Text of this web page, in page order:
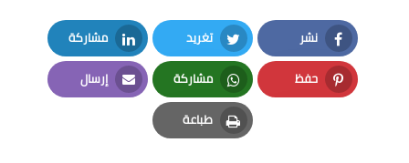
نشر
Facebook
تغريد
Twitter
مشاركة
LinkedIn
حفظ
Pinterest
مشاركة
Whatsapp
إرسال
Email
طباعة
Print